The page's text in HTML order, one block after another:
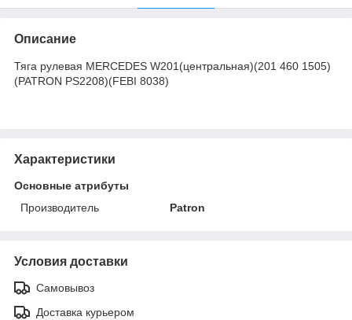
Описание
Тяга рулевая MERCEDES W201(центральная)(201 460 1505)
(PATRON PS2208)(FEBI 8038)
Характеристики
Основные атрибуты
Производитель
Patron
Условия доставки
Самовывоз
Доставка курьером